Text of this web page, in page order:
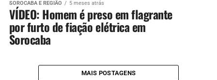
SOROCABA E REGIÃO 5 meses atrás
VÍDEO: Homem é preso em flagrante
por furto de fiação elétrica em
Sorocaba
MAIS POSTAGENS